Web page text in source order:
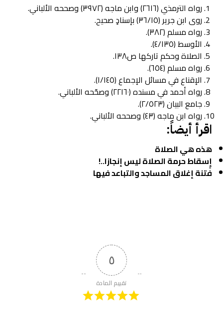
رواه الترمذي (٢٦١٦) وابن ماجه (٣٩٧٢) وصححه الألباني.
روى ابن جرير (٣٦/١٥) بإسنادٍ صحيح.
رواه مسلم (٣٨٢).
الأوسط (٤/١٣٥).
الصلاة وحكم تاركها ص١٣٨.
رواه مسلم (٦٥٤).
الإقناع في مسائل الإجماع (١/١٤٥).
رواه أحمد في مسنده (٢٢١٦٠) وصحّحه الألباني.
جامع البيان (٢/٥٢٣).
رواه ابن ماجه (٤٣) وصححه الألباني.
اقرأ أيضاً:
هذه هي الصلاة
إٍسقاط حرمة الصلاة ليس إنجازا..!
فتنة إغلاق المساجد والتباعد فيها
٥
تقييم المادة